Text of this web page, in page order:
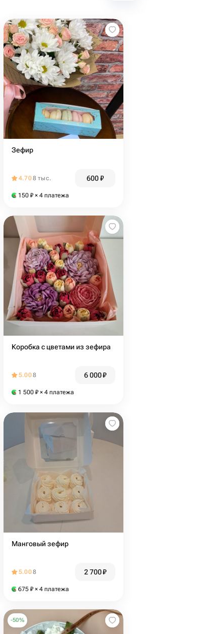
Зефир
4.708 тыс. 600₽
150 ₽ × 4 платежа
Коробка с цветами из зефира
5.008 6 000₽
1 500 ₽ × 4 платежа
Манговый зефир
5.008 2 700₽
675 ₽ × 4 платежа
-50%